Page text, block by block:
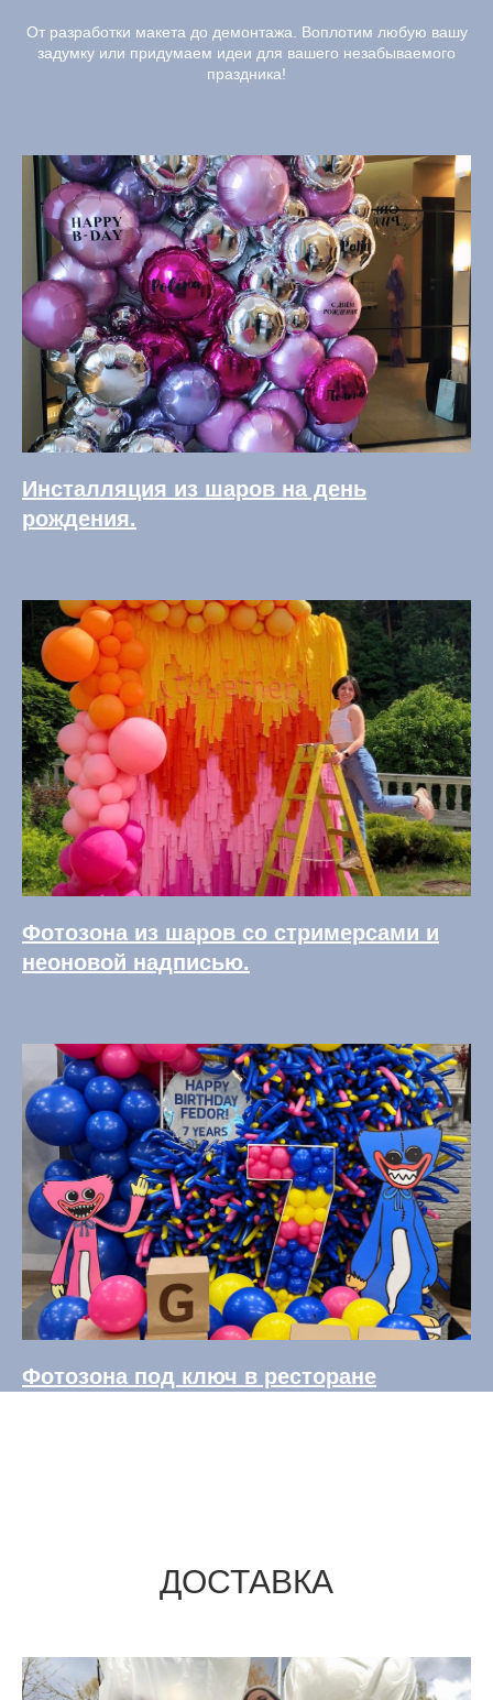
От разработки макета до демонтажа. Воплотим любую вашу
задумку или придумаем идеи для вашего незабываемого
праздника!
Инсталляция из шаров на день
рождения.
Фотозона из шаров со стримерсами и
неоновой надписью.
Фотозона под ключ в ресторане
ДОСТАВКА